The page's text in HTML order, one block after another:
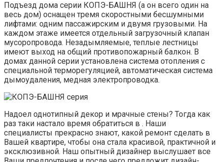
Подъезд дома серии КОПЭ-БАШНЯ (а он всего один на
весь дом) оснащен тремя скоростными бесшумными
лифтами: одним пассажирским и двумя грузовыми. На
каждом этаже имеется отдельный загрузочный клапан
мусоропровода. Незадымляемые, теплые лестницы
имеют выход на общий противопожарный балкон. В
домах данной серии установлена система отопления с
специальной терморегуляцией, автоматическая система
дымоудаления, медная электропроводка.
Надоел однотипный декор и мрачные стены? Тогда как
раз таки настало время обратиться в . Наши
специалисты прекрасно знают, какой ремонт сделать в
Вашей квартире, чтобы она стала красивой, практичной и
эксклюзивной. Наш опытный дизайнер выслушает все